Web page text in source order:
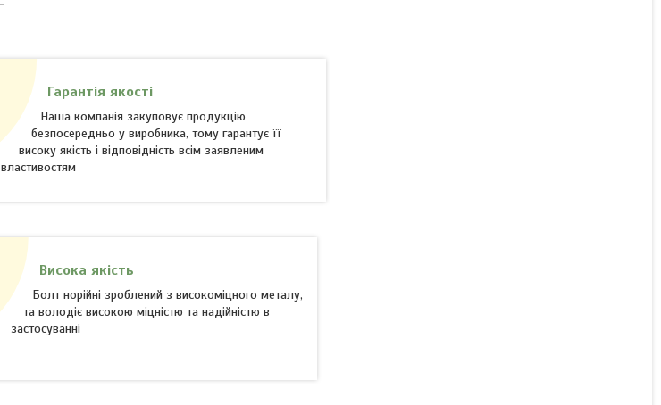
Гарантія якості
Наша компанія закуповує продукцію
безпосередньо у виробника, тому гарантує її
високу якість і відповідність всім заявленим
властивостям
Висока якість
Болт норійні зроблений з високоміцного металу,
та володіє високою міцністю та надійністю в
застосуванні